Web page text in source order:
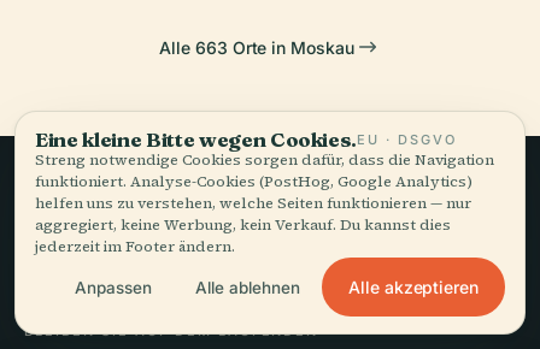
Alle 663 Orte in Moskau
Langsames Reisen,
gut erzählt.
BLEIBEN SIE AUF DEM LAUFENDEN
Eine kleine Bitte wegen Cookies.EU · DSGVO
Streng notwendige Cookies sorgen dafür, dass die Navigation
funktioniert. Analyse-Cookies (PostHog, Google Analytics)
helfen uns zu verstehen, welche Seiten funktionieren — nur
aggregiert, keine Werbung, kein Verkauf. Du kannst dies
jederzeit im Footer ändern.
Anpassen Alle ablehnen Alle akzeptieren